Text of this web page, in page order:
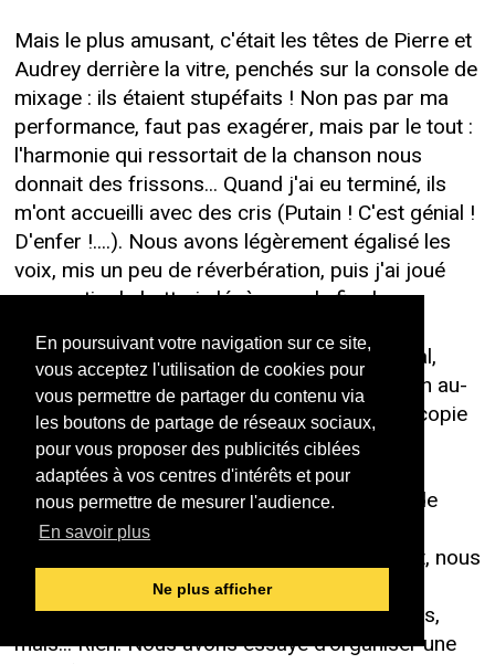
En poursuivant votre navigation sur ce site,
vous acceptez l'utilisation de cookies pour
vous permettre de partager du contenu via
les boutons de partage de réseaux sociaux,
pour vous proposer des publicités ciblées
adaptées à vos centres d'intérêts et pour
nous permettre de mesurer l'audience.
En savoir plus
Ne plus afficher
Mais le plus amusant, c'était les têtes de Pierre et
Audrey derrière la vitre, penchés sur la console de
mixage : ils étaient stupéfaits ! Non pas par ma
performance, faut pas exagérer, mais par le tout :
l'harmonie qui ressortait de la chanson nous
donnait des frissons... Quand j'ai eu terminé, ils
m'ont accueilli avec des cris (Putain ! C'est génial !
D'enfer !....). Nous avons légèrement égalisé les
voix, mis un peu de réverbération, puis j'ai joué
une partie de batterie légère sur la fin du
morceau... Et déjà cinq heures du matin... Le
résultat était vraiment ressemblant à l'original,
avec un feeling toutefois différent... Bref, bien au-
delà des nos espérances... Pierre a fait une copie
sur K7 numérique, car nous n'avions pas de
cassette sur nous... Et voilà le plus triste de
l'histoire : je n'ai pas pu récupérer de copie de
cette bande !! De par des emplois du temps
différents, et l'occupation du studio qui suivit, nous
n'avons pas pu faire de copies. Nous étions
désolés à chaque fois que nous nous voyions,
mais... Rien. Nous avons essayé d'organiser une